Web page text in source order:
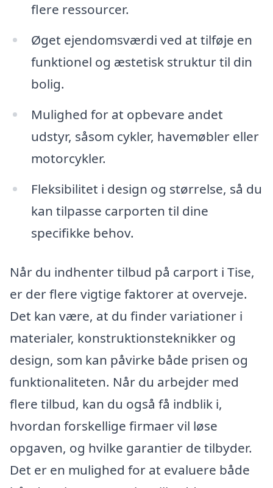
flere ressourcer.
Øget ejendomsværdi ved at tilføje en
funktionel og æstetisk struktur til din
bolig.
Mulighed for at opbevare andet
udstyr, såsom cykler, havemøbler eller
motorcykler.
Fleksibilitet i design og størrelse, så du
kan tilpasse carporten til dine
specifikke behov.
Når du indhenter tilbud på carport i Tise,
er der flere vigtige faktorer at overveje.
Det kan være, at du finder variationer i
materialer, konstruktionsteknikker og
design, som kan påvirke både prisen og
funktionaliteten. Når du arbejder med
flere tilbud, kan du også få indblik i,
hvordan forskellige firmaer vil løse
opgaven, og hvilke garantier de tilbyder.
Det er en mulighed for at evaluere både